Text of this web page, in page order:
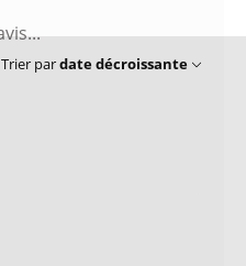
Trier pardate décroissante